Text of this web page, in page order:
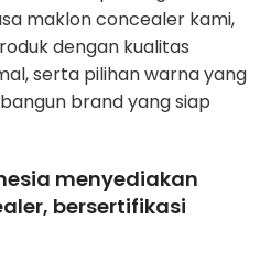
maklon concealer kami,
dengan kualitas
serta pilihan warna yang
brand yang siap
menyediakan
bersertifikasi